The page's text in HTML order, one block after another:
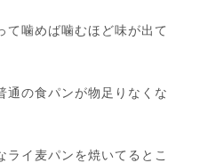
て噛めば噛むほど味が出て
通の食パンが物足りなくな
イ麦パンを焼いてるとこ